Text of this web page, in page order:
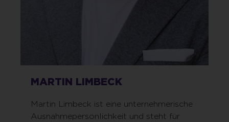
MARTIN LIMBECK
Martin Limbeck ist eine unternehmerische
Ausnahmepersönlichkeit und steht für